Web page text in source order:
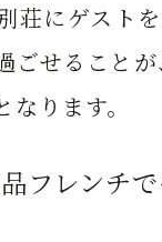
荘にゲスト
ごせること
ります。
フレンチ